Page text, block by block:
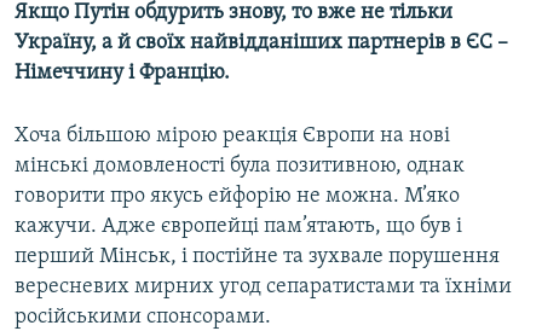
Усі сайти RFE/RL
Якщо Путін обдурить знову, то вже не тільки
Україну, а й своїх найвідданіших партнерів в ЄС –
Німеччину і Францію.
Хоча більшою мірою реакція Європи на нові
мінські домовленості була позитивною, однак
говорити про якусь ейфорію не можна. М’яко
кажучи. Адже європейці пам’ятають, що був і
перший Мінськ, і постійне та зухвале порушення
вересневих мирних угод сепаратистами та їхніми
російськими спонсорами.